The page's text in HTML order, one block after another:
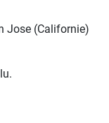
Jose (Californie)